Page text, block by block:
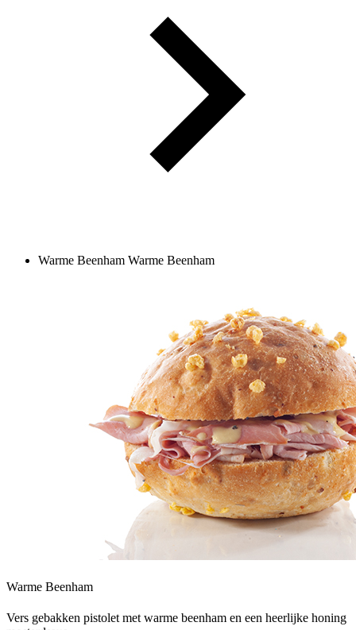
Warme Beenham Warme Beenham
Warme Beenham
Vers gebakken pistolet met warme beenham en een heerlijke honing